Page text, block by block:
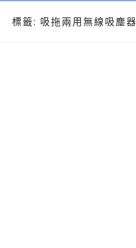
標籤: 吸拖兩用無線吸塵器